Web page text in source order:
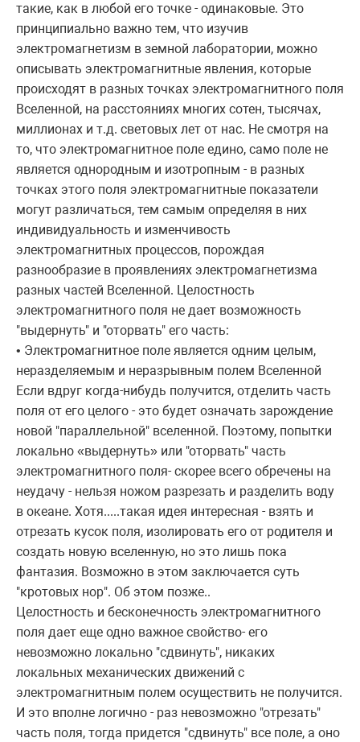
такие, как в любой его точке - одинаковые. Это
принципиально важно тем, что изучив
электромагнетизм в земной лаборатории, можно
описывать электромагнитные явления, которые
происходят в разных точках электромагнитного поля
Вселенной, на расстояниях многих сотен, тысячах,
миллионах и т.д. световых лет от нас. Не смотря на
то, что электромагнитное поле едино, само поле не
является однородным и изотропным - в разных
точках этого поля электромагнитные показатели
могут различаться, тем самым определяя в них
индивидуальность и изменчивость
электромагнитных процессов, порождая
разнообразие в проявлениях электромагнетизма
разных частей Вселенной. Целостность
электромагнитного поля не дает возможность
"выдернуть" и "оторвать" его часть:
• Электромагнитное поле является одним целым,
неразделяемым и неразрывным полем Вселенной
Если вдруг когда-нибудь получится, отделить часть
поля от его целого - это будет означать зарождение
новой "параллельной" вселенной. Поэтому, попытки
локально «выдернуть» или "оторвать" часть
электромагнитного поля- скорее всего обречены на
неудачу - нельзя ножом разрезать и разделить воду
в океане. Хотя.....такая идея интересная - взять и
отрезать кусок поля, изолировать его от родителя и
создать новую вселенную, но это лишь пока
фантазия. Возможно в этом заключается суть
"кротовых нор". Об этом позже..
Целостность и бесконечность электромагнитного
поля дает еще одно важное свойство- его
невозможно локально "сдвинуть", никаких
локальных механических движений с
электромагнитным полем осуществить не получится.
И это вполне логично - раз невозможно "отрезать"
часть поля, тогда придется "сдвинуть" все поле, а оно